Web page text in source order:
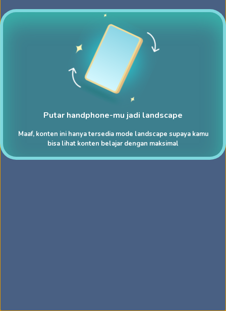
Putar handphone-mu jadi landscape
Maaf, konten ini hanya tersedia mode landscape supaya kamu
bisa lihat konten belajar dengan maksimal